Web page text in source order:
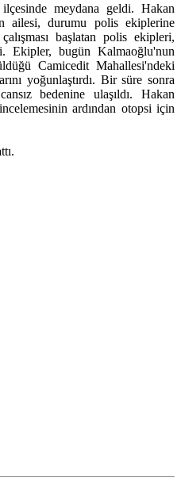
meydana geldi. Hakan
ailesi, durumu polis ekiplerine
başlatan polis ekipleri,
Ekipler, bugün Kalmaoğlu'nun
Camicedit Mahallesi'ndeki
yoğunlaştırdı. Bir süre sonra
bedenine ulaşıldı. Hakan
ardından otopsi için